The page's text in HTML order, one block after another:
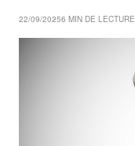
22/09/20256 MIN DE LECTURE